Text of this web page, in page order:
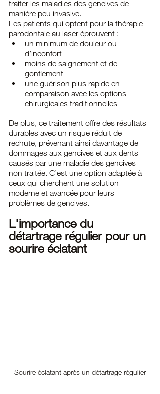
traiter les maladies des gencives de
manière peu invasive.
Les patients qui optent pour la thérapie
parodontale au laser éprouvent :
un minimum de douleur ou
d’inconfort
moins de saignement et de
gonflement
une guérison plus rapide en
comparaison avec les options
chirurgicales traditionnelles
De plus, ce traitement offre des résultats
durables avec un risque réduit de
rechute, prévenant ainsi davantage de
dommages aux gencives et aux dents
causés par une maladie des gencives
non traitée. C’est une option adaptée à
ceux qui cherchent une solution
moderne et avancée pour leurs
problèmes de gencives.
L'importance du
détartrage régulier pour un
sourire éclatant
Sourire éclatant après un détartrage régulier